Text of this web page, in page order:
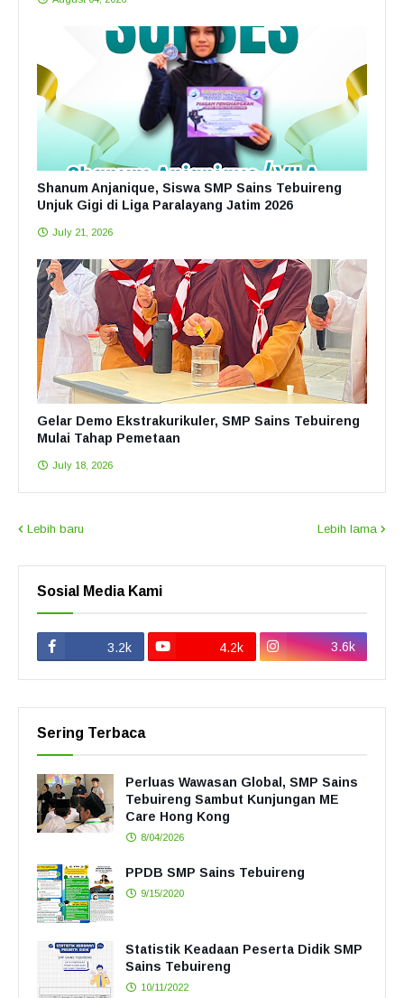
Shanum Anjanique, Siswa SMP Sains Tebuireng
Unjuk Gigi di Liga Paralayang Jatim 2026
July 21, 2026
Gelar Demo Ekstrakurikuler, SMP Sains Tebuireng
Mulai Tahap Pemetaan
July 18, 2026
Lebih baru Lebih lama
Sosial Media Kami
3.2k 4.2k 3.6k
Sering Terbaca
Perluas Wawasan Global, SMP Sains
Tebuireng Sambut Kunjungan ME
Care Hong Kong
8/04/2026
PPDB SMP Sains Tebuireng
9/15/2020
Statistik Keadaan Peserta Didik SMP
Sains Tebuireng
10/11/2022